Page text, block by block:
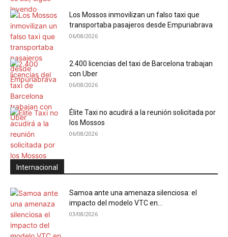
Los Mossos inmovilizan un falso taxi que
transportaba pasajeros desde Empuriabrava
06/08/2026
2.400 licencias del taxi de Barcelona trabajan
con Uber
06/08/2026
Élite Taxi no acudirá a la reunión solicitada por
los Mossos
06/08/2026
Internacional
Samoa ante una amenaza silenciosa: el
impacto del modelo VTC en...
03/08/2026